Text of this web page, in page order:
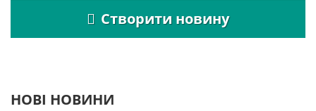
Створити новину
НОВІ НОВИНИ